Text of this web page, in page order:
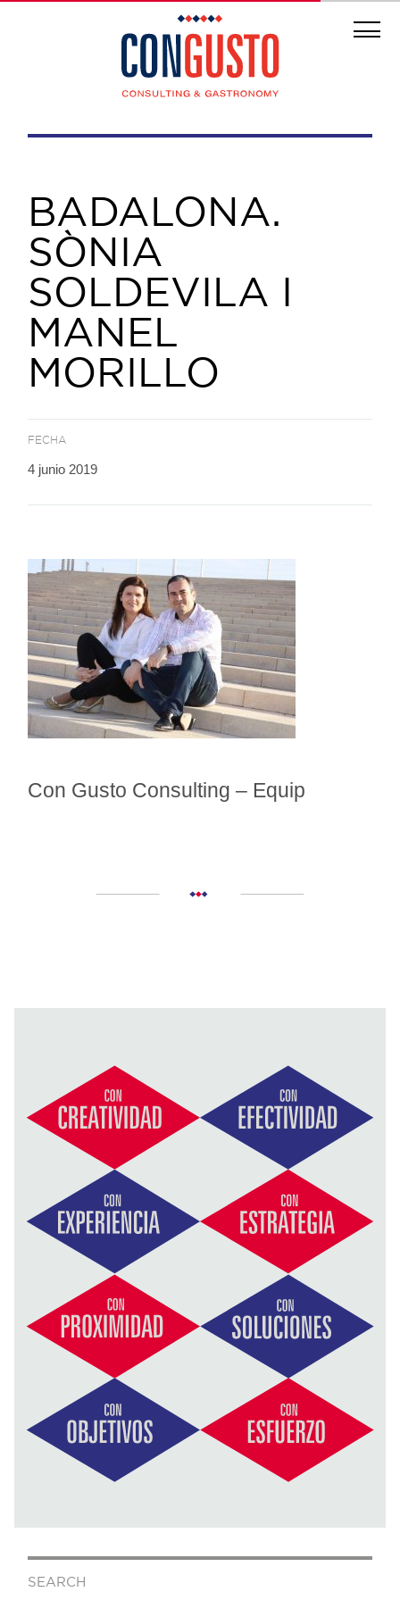
BADALONA.
SÒNIA
SOLDEVILA I
MANEL
MORILLO
FECHA
4 junio 2019
Con Gusto Consulting – Equip
SEARCH